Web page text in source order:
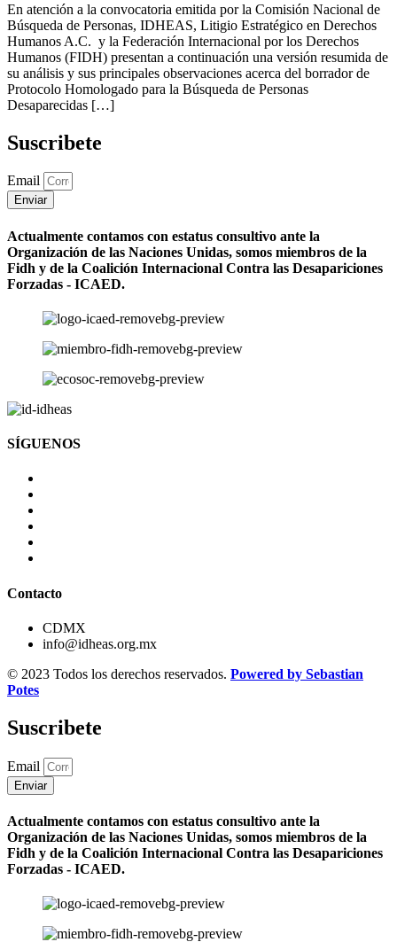
En atención a la convocatoria emitida por la Comisión Nacional de
Búsqueda de Personas, IDHEAS, Litigio Estratégico en Derechos
Humanos A.C. y la Federación Internacional por los Derechos
Humanos (FIDH) presentan a continuación una versión resumida de
su análisis y sus principales observaciones acerca del borrador de
Protocolo Homologado para la Búsqueda de Personas
Desaparecidas […]
Suscribete
Email
Enviar
Actualmente contamos con estatus consultivo ante la
Organización de las Naciones Unidas, somos miembros de la
Fidh y de la Coalición Internacional Contra las Desapariciones
Forzadas - ICAED.
SÍGUENOS
Contacto
CDMX
info@idheas.org.mx
© 2023 Todos los derechos reservados. Powered by Sebastian
Potes
Suscribete
Email
Enviar
Actualmente contamos con estatus consultivo ante la
Organización de las Naciones Unidas, somos miembros de la
Fidh y de la Coalición Internacional Contra las Desapariciones
Forzadas - ICAED.